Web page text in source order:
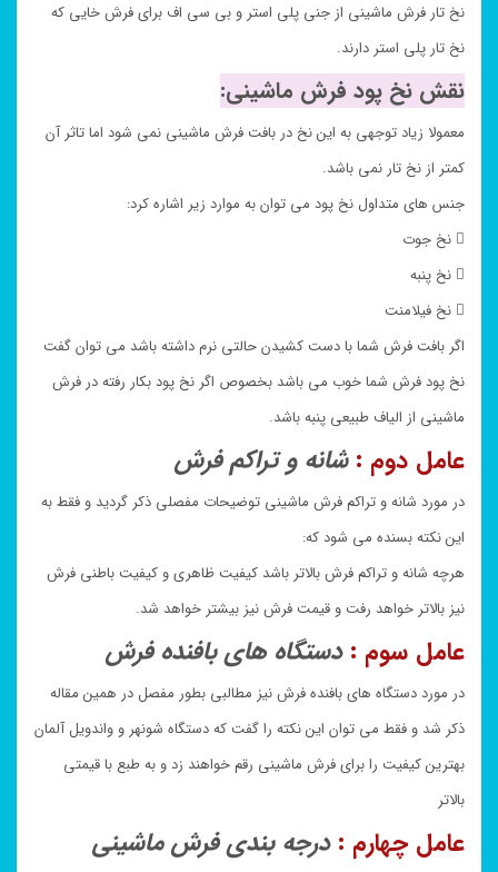
نخ تار فرش ماشینی از جنی پلی استر و بی سی اف برای فرش خایی که
نخ تار پلی استر دارند.
نقش نخ پود فرش ماشینی:
معمولا زیاد توجهی به این نخ در بافت فرش ماشینی نمی شود اما تاثر آن
کمتر از نخ تار نمی باشد.
جنس های متداول نخ پود می توان به موارد زیر اشاره کرد:
 نخ جوت
 نخ پنبه
 نخ فیلامنت
اگر بافت فرش شما با دست کشیدن حالتی نرم داشته باشد می توان گفت
نخ پود فرش شما خوب می باشد بخصوص اگر نخ پود بکار رفته در فرش
ماشینی از الیاف طبیعی پنبه باشد.
عامل دوم : شانه و تراکم فرش
در مورد شانه و تراکم فرش ماشینی توضیحات مفصلی ذکر گردید و فقط به
این نکته بسنده می شود که:
هرچه شانه و تراکم فرش بالاتر باشد کیفیت ظاهری و کیفیت باطنی فرش
نیز بالاتر خواهد رفت و قیمت فرش نیز بیشتر خواهد شد.
عامل سوم : دستگاه های بافنده فرش
در مورد دستگاه های بافنده فرش نیز مطالبی بطور مفصل در همین مقاله
ذکر شد و فقط می توان این نکته را گفت که دستگاه شونهر و واندویل آلمان
بهترین کیفیت را برای فرش ماشینی رقم خواهند زد و به طبع با قیمتی
بالاتر
عامل چهارم : درجه بندی فرش ماشینی